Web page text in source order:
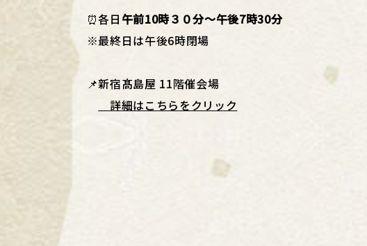
⏰各日 午前10時３０分〜午後7時30分
※最終日は午後6時閉場
📌新宿髙島屋 11階催会場
詳細はこちらをクリック